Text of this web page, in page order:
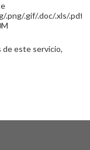
.png/.gif/.doc/.xls/.pdf,
de este servicio,